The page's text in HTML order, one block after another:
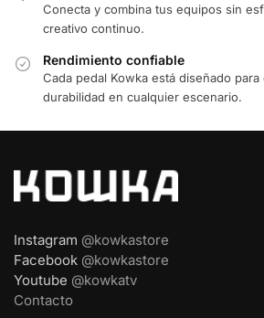
Conecta y combina tus equipos sin
creativo continuo.
Rendimiento confiable
Cada pedal Kowka está diseñado
durabilidad en cualquier escenario.
Instagram @kowkastore
Facebook @kowkastore
Youtube @kowkatv
Contacto